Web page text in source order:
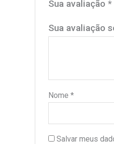
Sua avaliação *
Sua avaliação
Nome *
Salvar meus